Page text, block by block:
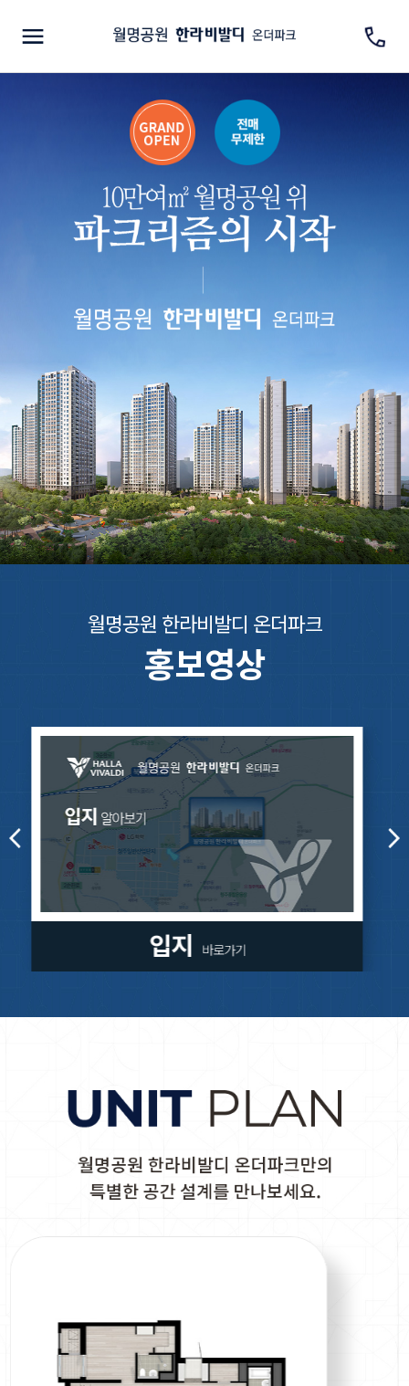
월명공원 한라비발디 온더파크
홍보영상
단지 바로가기